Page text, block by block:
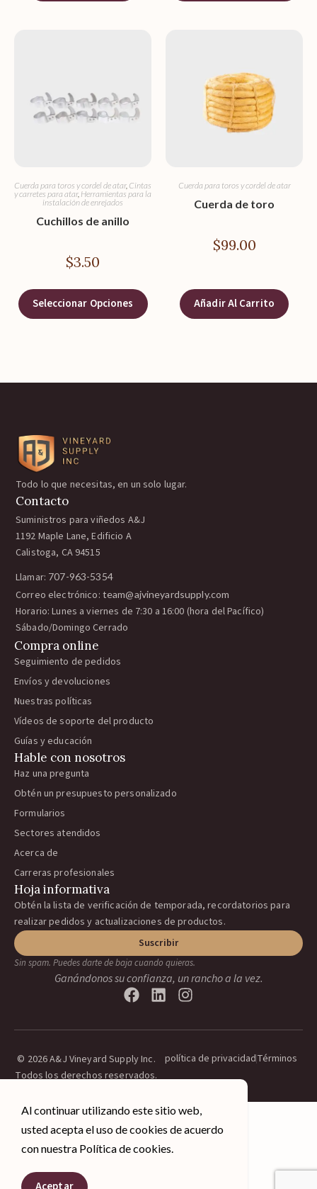
Cuerda para toros y cordel de atar, Cintas
y carretes para atar, Herramientas para la
instalación de enrejados
Cuchillos de anillo
$3.50
Seleccionar Opciones
Cuerda para toros y cordel de atar
Cuerda de toro
$99.00
Añadir Al Carrito
Todo lo que necesitas, en un solo lugar.
Contacto
Suministros para viñedos A&J
1192 Maple Lane, Edificio A
Calistoga, CA 94515
Llamar: 707-963-5354
Correo electrónico: team@ajvineyardsupply.com
Horario: Lunes a viernes de 7:30 a 16:00 (hora del Pacífico)
Sábado/Domingo Cerrado
Compra online
Seguimiento de pedidos
Envíos y devoluciones
Nuestras políticas
Vídeos de soporte del producto
Guías y educación
Hable con nosotros
Haz una pregunta
Obtén un presupuesto personalizado
Formularios
Sectores atendidos
Acerca de
Carreras profesionales
Hoja informativa
Obtén la lista de verificación de temporada, recordatorios para
realizar pedidos y actualizaciones de productos.
Suscribir
Sin spam. Puedes darte de baja cuando quieras.
Ganándonos su confianza, un rancho a la vez.
© 2026 A&J Vineyard Supply Inc.
Todos los derechos reservados.
política de privacidadTérminos
English
Al continuar utilizando este sitio web,
usted acepta el uso de cookies de acuerdo
con nuestra Política de cookies.